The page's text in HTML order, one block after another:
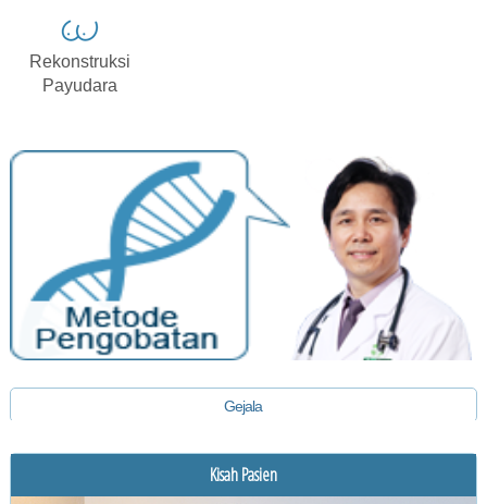
Rekonstruksi
Payudara
Gejala
Pengobatan
Kisah Pasien